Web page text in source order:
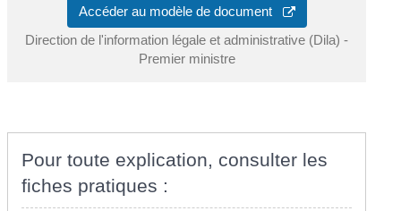
Accéder au modèle de document
Direction de l'information légale et administrative (Dila) -
Premier ministre
Pour toute explication, consulter les
fiches pratiques :